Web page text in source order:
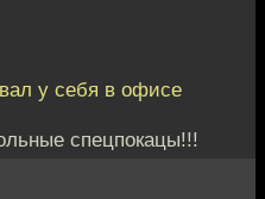
у себя в офисе
спецпокацы!!!